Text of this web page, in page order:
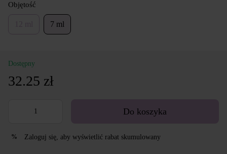
Objętość
7 ml
Dostępny
32.25 zł
Do koszyka
% Zaloguj się , aby wyświetlić rabat skumulowany